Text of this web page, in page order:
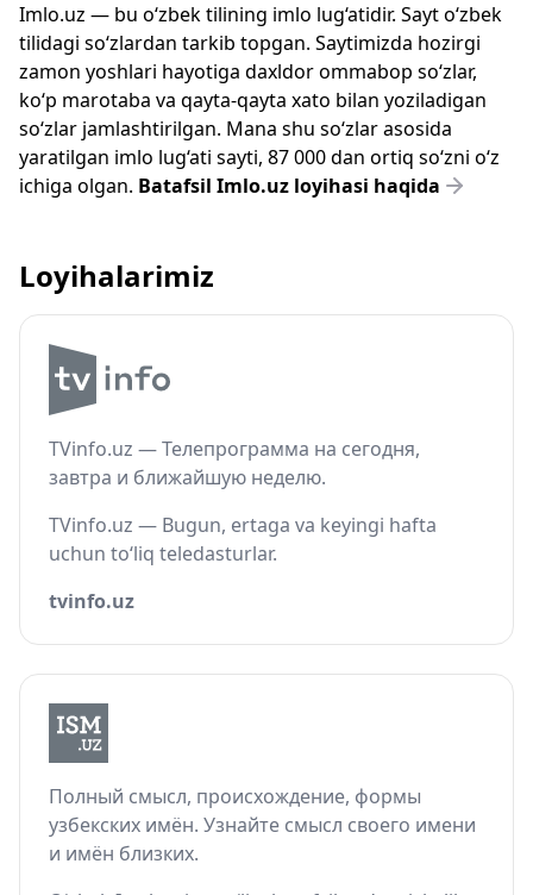
Imlo.uz — bu o‘zbek tilining imlo lug‘atidir. Sayt o‘zbek
tilidagi so‘zlardan tarkib topgan. Saytimizda hozirgi
zamon yoshlari hayotiga daxldor ommabop so‘zlar,
ko‘p marotaba va qayta-qayta xato bilan yoziladigan
so‘zlar jamlashtirilgan. Mana shu so‘zlar asosida
yaratilgan imlo lug‘ati sayti, 87 000 dan ortiq so‘zni o‘z
ichiga olgan. Batafsil Imlo.uz loyihasi haqida
Loyihalarimiz
TVinfo.uz — Телепрограмма на сегодня,
завтра и ближайшую неделю.
TVinfo.uz — Bugun, ertaga va keyingi hafta
uchun to‘liq teledasturlar.
tvinfo.uz
Полный смысл, происхождение, формы
узбекских имён. Узнайте смысл своего имени
и имён близких.